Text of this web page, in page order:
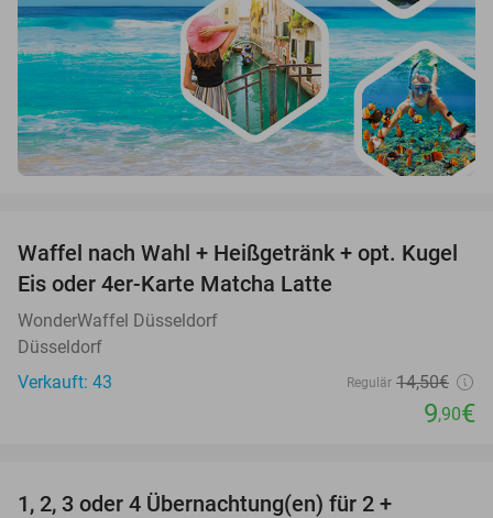
32%
Waffel nach Wahl + Heißgetränk + opt. Kugel
Eis oder 4er-Karte Matcha Latte
WonderWaffel Düsseldorf
Düsseldorf
Verkauft: 43
Regulär 14,50€
9,90€
1, 2, 3 oder 4 Übernachtung(en) für 2 +